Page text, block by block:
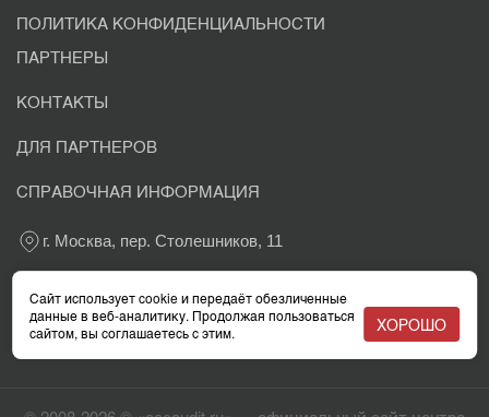
ПОЛИТИКА КОНФИДЕНЦИАЛЬНОСТИ
ПАРТНЕРЫ
КОНТАКТЫ
ДЛЯ ПАРТНЕРОВ
СПРАВОЧНАЯ ИНФОРМАЦИЯ
г. Москва, пер. Столешников, 11
info@eacaudit.ru
Сайт использует cookie и передаёт обезличенные
данные в веб-аналитику. Продолжая пользоваться
сайтом, вы соглашаетесь с этим.
ХОРОШО